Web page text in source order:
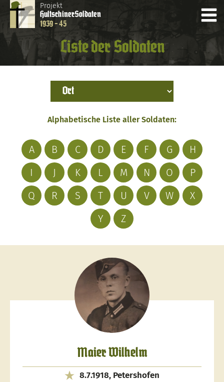
Projekt
HultschinerSoldaten
1939 - 45
Liste der Soldaten
Alphabetische Liste aller Soldaten:
A B C D E F G
H
I
J K L M N O
P
Q
R S T U V W
X
Y
Z
Maier Wilhelm
8.7.1918, Petershofen